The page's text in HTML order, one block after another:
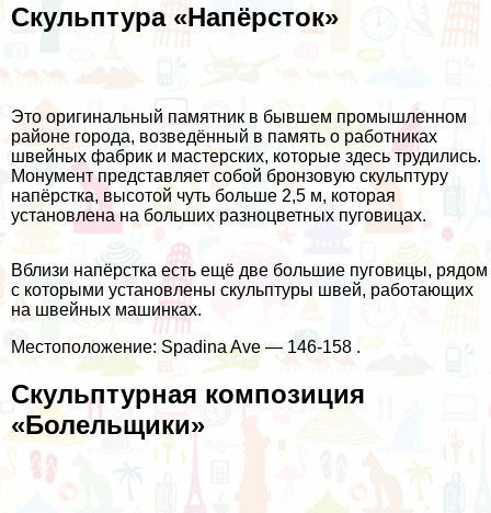
Скульптура «Напёрсток»
Это оригинальный памятник в бывшем промышленном
районе города, возведённый в память о работниках
швейных фабрик и мастерских, которые здесь трудились.
Монумент представляет собой бронзовую скульптуру
напёрстка, высотой чуть больше 2,5 м, которая
установлена на больших разноцветных пуговицах.
Вблизи напёрстка есть ещё две большие пуговицы, рядом
с которыми установлены скульптуры швей, работающих
на швейных машинках.
Местоположение: Spadina Ave — 146-158 .
Скульптурная композиция
«Болельщики»